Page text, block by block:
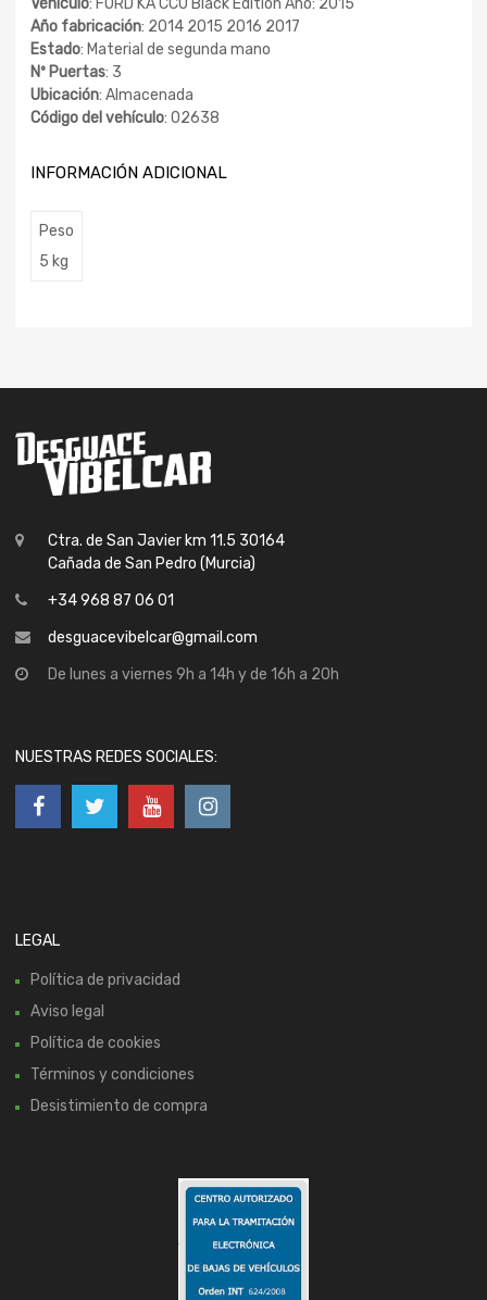
Vehículo: FORD KA CCU Black Edition Año: 2015
Año fabricación: 2014 2015 2016 2017
Estado: Material de segunda mano
Nº Puertas: 3
Ubicación: Almacenada
Código del vehículo: 02638
INFORMACIÓN ADICIONAL
Peso
5 kg
Ctra. de San Javier km 11.5 30164
Cañada de San Pedro (Murcia)
+34 968 87 06 01
desguacevibelcar@gmail.com
De lunes a viernes 9h a 14h y de 16h a 20h
NUESTRAS REDES SOCIALES:
LEGAL
Política de privacidad
Aviso legal
Política de cookies
Términos y condiciones
Desistimiento de compra